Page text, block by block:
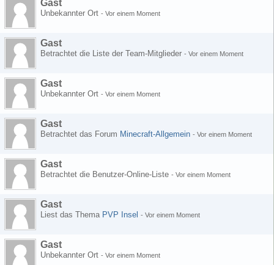
Gast
Unbekannter Ort - Vor einem Moment
Gast
Betrachtet die Liste der Team-Mitglieder - Vor einem Moment
Gast
Unbekannter Ort - Vor einem Moment
Gast
Betrachtet das Forum Minecraft-Allgemein - Vor einem Moment
Gast
Betrachtet die Benutzer-Online-Liste - Vor einem Moment
Gast
Liest das Thema PVP Insel - Vor einem Moment
Gast
Unbekannter Ort - Vor einem Moment